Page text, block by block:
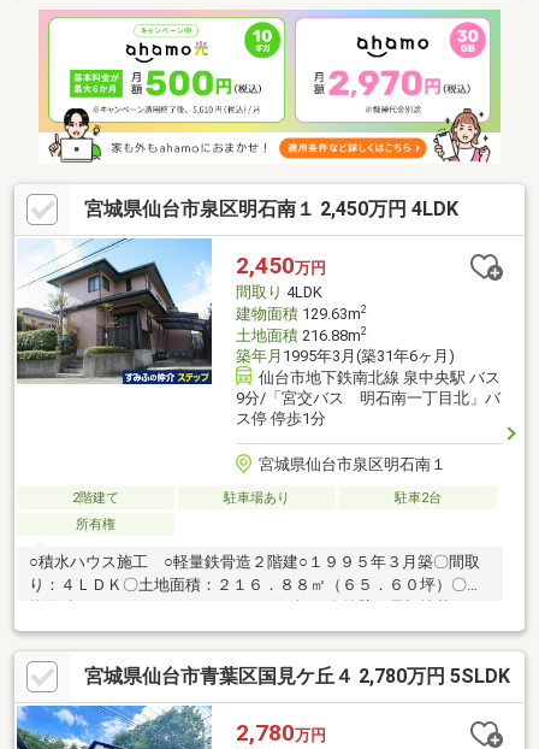
ッキ有・駐車2台可能(車種制限有)▼室内リフォーム履歴【2023年
1月】2階トイレ交換【2022年4月】エコキュート交換【2022年2
月】1階トイレ交換【2018年5月】IHコンロ、ウッドデッキ床張替
■ ご希望の住まい探しをお手伝いします ━━━━━・・・物件の
詳細・ご相談はお気軽にお問い合わせください。
宮城県仙台市泉区明石南１ 2,450万円 4LDK
2,450万円
間取り 4LDK
建物面積129.63m2
土地面積216.88m2
築年月 1995年3月(築31年6ヶ月)
仙台市地下鉄南北線 泉中央駅 バス
9分/「宮交バス 明石南一丁目北」バ
ス停 停歩1分
宮城県仙台市泉区明石南１
2階建て 駐車場あり
駐車2台
所有権
○積水ハウス施工 ○軽量鉄骨造２階建○１９９５年３月築〇間取
り：４ＬＤＫ〇土地面積：２１６．８８㎡（６５．６０坪）〇建
（２０２０年７月実施）〇南雛壇の為、陽当たり良好です。
宮城県仙台市青葉区国見ケ丘４ 2,780万円 5SLDK
2,780万円